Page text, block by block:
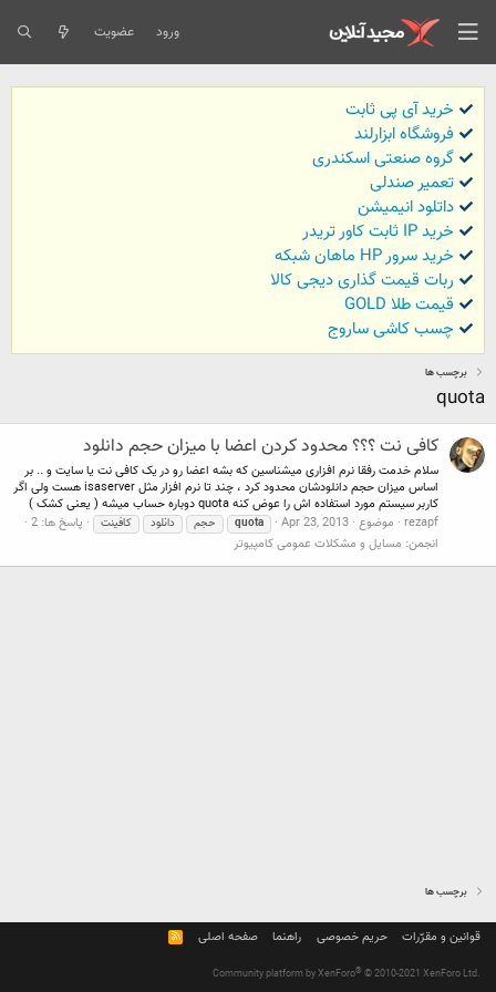
ورود عضویت
خرید آی پی ثابت
فروشگاه ابزارلند
گروه صنعتی اسکندری
تعمیر صندلی
داتلود انیمیشن
خرید IP ثابت کاور تریدر
خرید سرور HP ماهان شبکه
ربات قیمت گذاری دیجی کالا
قیمت طلا GOLD
چسب کاشی ساروج
برچسب ها
quota
کافی نت ؟؟؟ محدود کردن اعضا با میزان حجم دانلود
سلام خدمت رفقا نرم افزاری میشناسین که بشه اعضا رو در یک کافی نت یا سایت و .. بر
اساس میزان حجم دانلودشان محدود کرد ، چند تا نرم افزار مثل isaserver هست ولی اگر
کاربر سیستم مورد استفاده اش را عوض کنه quota دوباره حساب میشه ( یعنی کشک )
rezapf موضوع Apr 23, 2013
quota حجم دانلود کافینت
پاسخ ها: 2
انجمن: مسایل و مشکلات عمومی کامپیوتر
برچسب ها
قوانین و مقرّرات حریم خصوصی راهنما صفحه اصلی
R
S
Community platform by XenForo® © 2010-2021 XenForo Ltd.